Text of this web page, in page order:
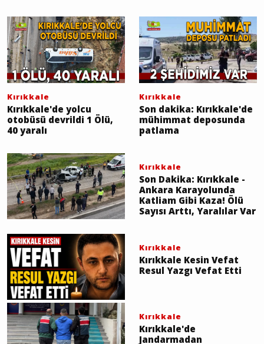
Kırıkkale
Kırıkkale'de yolcu
otobüsü devrildi 1 Ölü,
40 yaralı
Kırıkkale
Son dakika: Kırıkkale'de
mühimmat deposunda
patlama
Kırıkkale
Son Dakika: Kırıkkale -
Ankara Karayolunda
Katliam Gibi Kaza! Ölü
Sayısı Arttı, Yaralılar Var
Kırıkkale
Kırıkkale Kesin Vefat
Resul Yazgı Vefat Etti
Kırıkkale
Kırıkkale'de
Jandarmadan